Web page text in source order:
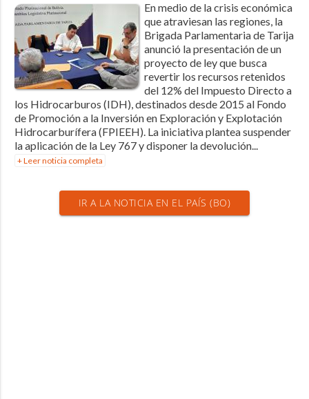
En medio de la crisis económica
que atraviesan las regiones, la
Brigada Parlamentaria de Tarija
anunció la presentación de un
proyecto de ley que busca
revertir los recursos retenidos
del 12% del Impuesto Directo a
los Hidrocarburos (IDH), destinados desde 2015 al Fondo
de Promoción a la Inversión en Exploración y Explotación
Hidrocarburífera (FPIEEH). La iniciativa plantea suspender
la aplicación de la Ley 767 y disponer la devolución...
+ Leer noticia completa
IR A LA NOTICIA EN EL PAÍS (BO)